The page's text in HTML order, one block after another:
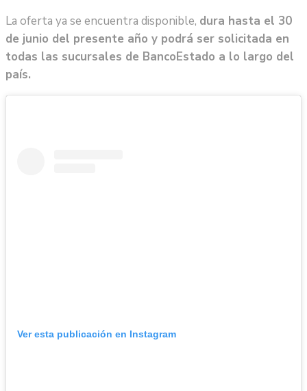
La oferta ya se encuentra disponible, dura hasta el 30
de junio del presente año y podrá ser solicitada en
todas las sucursales de BancoEstado a lo largo del
país.
Ver esta publicación en Instagram